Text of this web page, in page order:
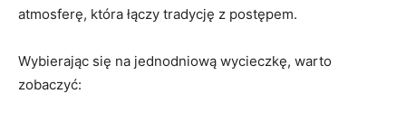
⁣atmosferę, która ⁤łączy tradycję z postępem.
Wybierając się na ⁣jednodniową‍ wycieczkę, ⁢warto
zobaczyć: